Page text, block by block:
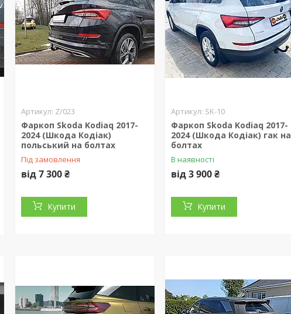
Z/023
Фаркоп Skoda Kodiaq 2017-
2024 (Шкода Кодіак)
польський на болтах
Під замовлення
від 7 300 ₴
Купити
SK-10
Фаркоп Skoda Kodiaq 2017-
2024 (Шкода Кодіак) гак на
болтах
В наявності
від 3 900 ₴
Купити